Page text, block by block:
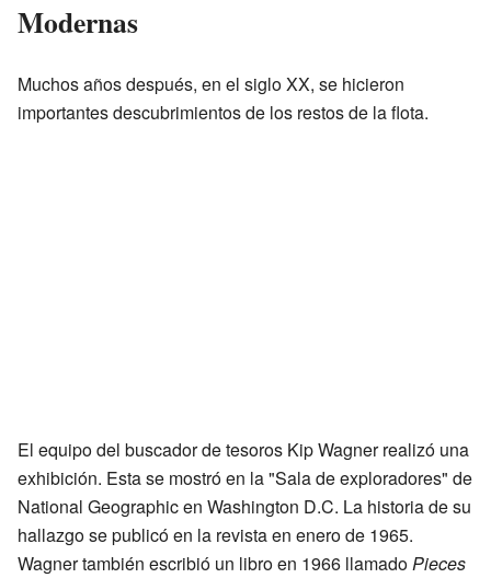
Modernas
Muchos años después, en el siglo XX, se hicieron
importantes descubrimientos de los restos de la flota.
El equipo del buscador de tesoros Kip Wagner realizó una
exhibición. Esta se mostró en la "Sala de exploradores" de
National Geographic en Washington D.C. La historia de su
hallazgo se publicó en la revista en enero de 1965.
Wagner también escribió un libro en 1966 llamadoPieces